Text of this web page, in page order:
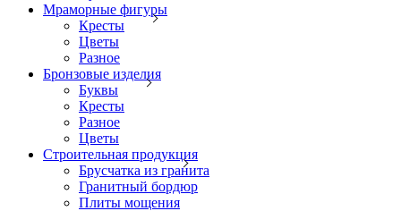
Мраморные фигуры
Кресты
Цветы
Разное
Бронзовые изделия
Буквы
Кресты
Разное
Цветы
Строительная продукция
Брусчатка из гранита
Гранитный бордюр
Плиты мощения